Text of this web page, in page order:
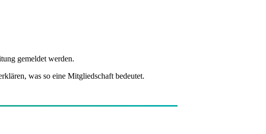
gemeldet werden.
was so eine Mitgliedschaft bedeutet.